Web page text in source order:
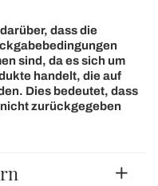
dass die
sind, da es sich um
handelt, die auf
Dies bedeutet, dass
zurückgegeben